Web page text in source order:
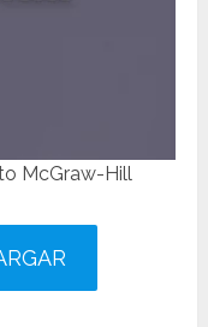
McGraw-Hill